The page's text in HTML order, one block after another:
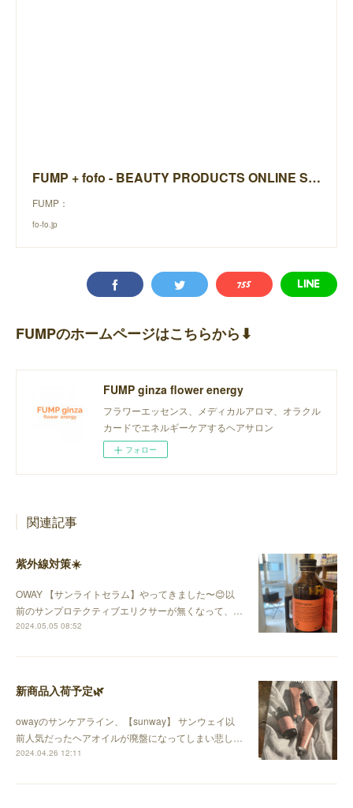
FUMP + fofo - BEAUTY PRODUCTS ONLINE STORE -
FUMP：
fo-fo.jp
FUMPのホームページはこちらから⬇︎
FUMP ginza flower energy
フラワーエッセンス、メディカルアロマ、オラクル
カードでエネルギーケアするヘアサロン
フォロー
関連記事
紫外線対策☀️
OWAY 【サンライトセラム】やってきました〜😊以
前のサンプロテクティブエリクサーが無くなって、…
2024.05.05 08:52
新商品入荷予定🌿
owayのサンケアライン、【sunway】 サンウェイ以
前人気だったヘアオイルが廃盤になってしまい悲し…
2024.04.26 12:11